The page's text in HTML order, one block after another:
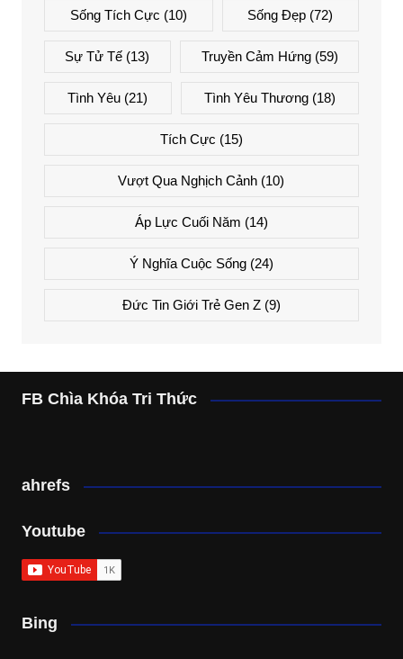
Sống Tích Cực (10) Sống Đẹp (72)
Sự Tử Tế (13) Truyền Cảm Hứng(59)
Tình Yêu (21) Tình Yêu Thương(18)
Tích Cực (15)
Vượt Qua Nghịch Cảnh (10)
Áp Lực Cuối Năm (14)
Ý Nghĩa Cuộc Sống(24)
Đức Tin Giới Trẻ Gen Z(9)
FB Chìa Khóa Tri Thức
ahrefs
Youtube
Bing